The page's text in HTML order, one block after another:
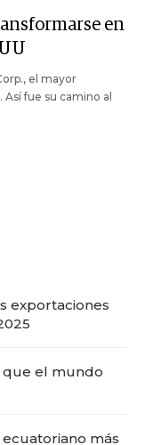
en
el mayor
fue su camino al
exportaciones
que el mundo
más